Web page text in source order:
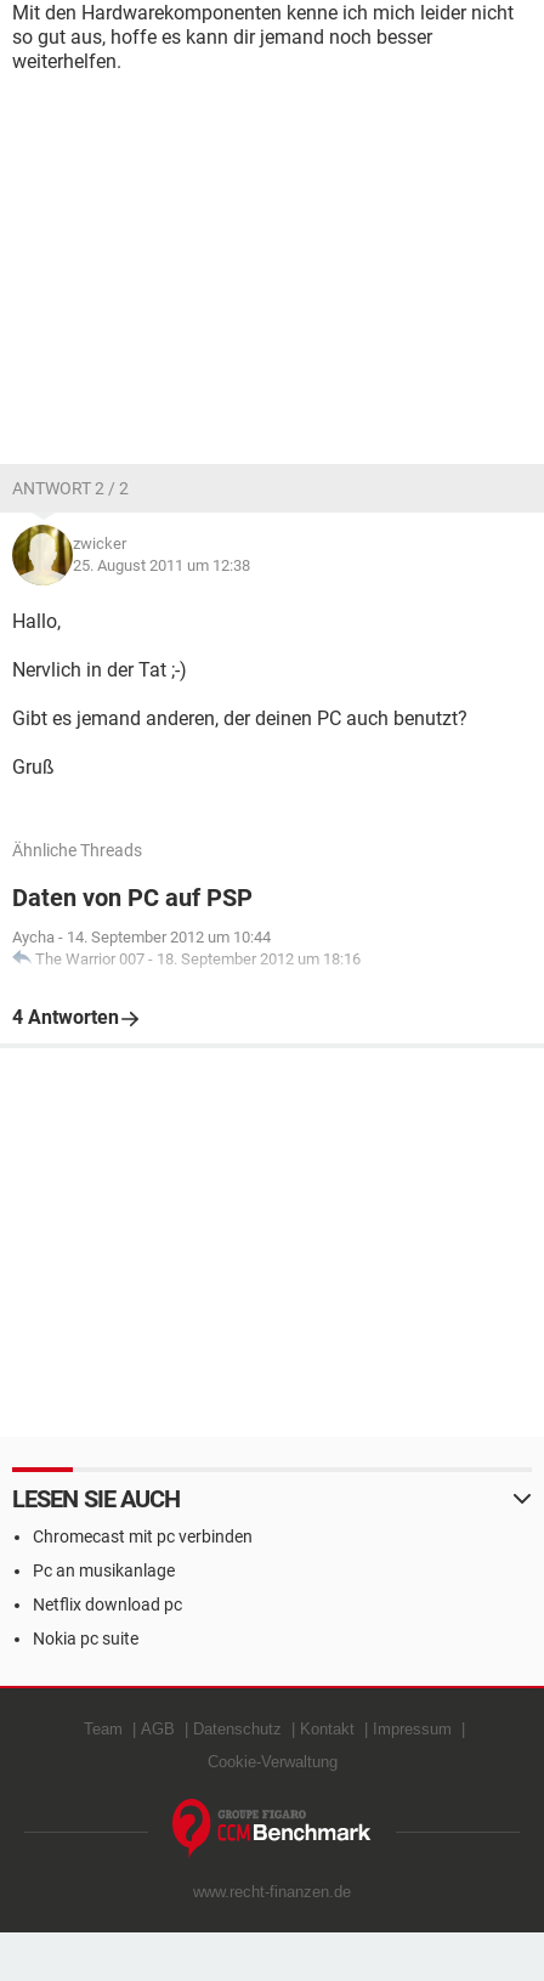
Mit den Hardwarekomponenten kenne ich mich leider nicht
so gut aus, hoffe es kann dir jemand noch besser
weiterhelfen.
ANTWORT 2 / 2
zwicker
25. August 2011 um 12:38
Hallo,
Nervlich in der Tat ;-)
Gibt es jemand anderen, der deinen PC auch benutzt?
Gruß
Ähnliche Threads
Daten von PC auf PSP
Aycha - 14. September 2012 um 10:44
The Warrior 007 - 18. September 2012 um 18:16
4 Antworten
LESEN SIE AUCH
Chromecast mit pc verbinden
Pc an musikanlage
Netflix download pc
Nokia pc suite
Team AGB Datenschutz Kontakt
Impressum
Cookie-Verwaltung
www.recht-finanzen.de